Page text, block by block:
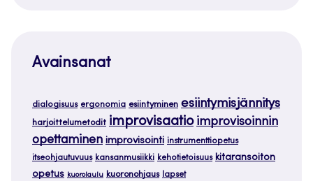
Avainsanat
dialogisuus ergonomia esiintyminen esiintymisjännitys
harjoittelumetodit improvisaatio improvisoinnin
opettaminen improvisointi instrumenttiopetus
itseohjautuvuus kansanmusiikki kehotietoisuus kitaransoiton
opetus kuorolaulu kuoronohjaus lapset